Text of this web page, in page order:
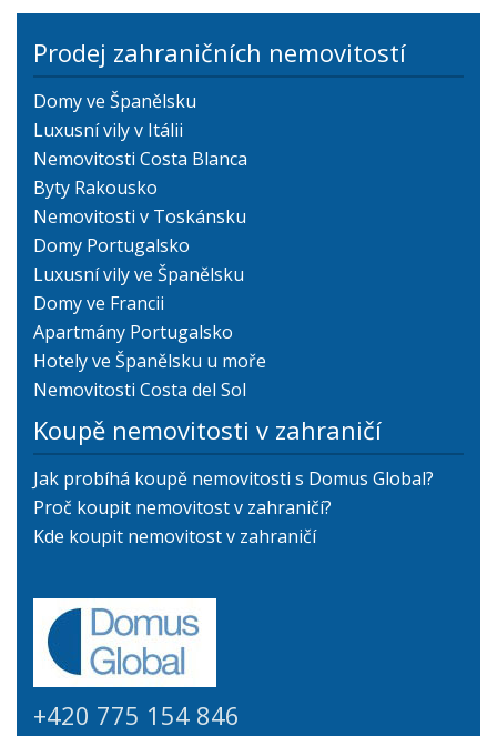
Prodej zahraničních nemovitostí
Domy ve Španělsku
Luxusní vily v Itálii
Nemovitosti Costa Blanca
Byty Rakousko
Nemovitosti v Toskánsku
Domy Portugalsko
Luxusní vily ve Španělsku
Domy ve Francii
Apartmány Portugalsko
Hotely ve Španělsku u moře
Nemovitosti Costa del Sol
Koupě nemovitosti v zahraničí
Jak probíhá koupě nemovitosti s Domus Global?
Proč koupit nemovitost v zahraničí?
Kde koupit nemovitost v zahraničí
+420 775 154 846